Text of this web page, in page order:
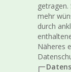
mehr
durch
Näheres